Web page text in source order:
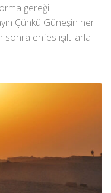
gereği
Çünkü Güneşin her
sonra enfes ışıltılarla